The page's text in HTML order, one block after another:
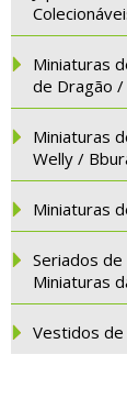
Miniaturas
de Dragão /
Miniaturas
Welly /
Miniaturas
Seriados
Miniaturas
Vestidos